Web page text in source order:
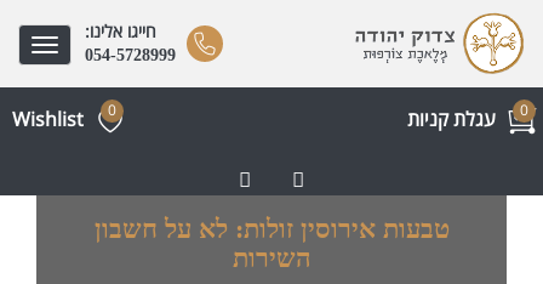
0 עגלת קניות 0
Wishlist
חייגו אלינו:
054-5728999
טבעות אירוסין זולות: לא על חשבון
השירות